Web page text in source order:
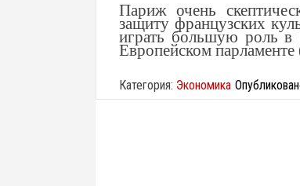
Париж очень
защиту французских
играть большую роль в
Европейском
Категория: Экономика